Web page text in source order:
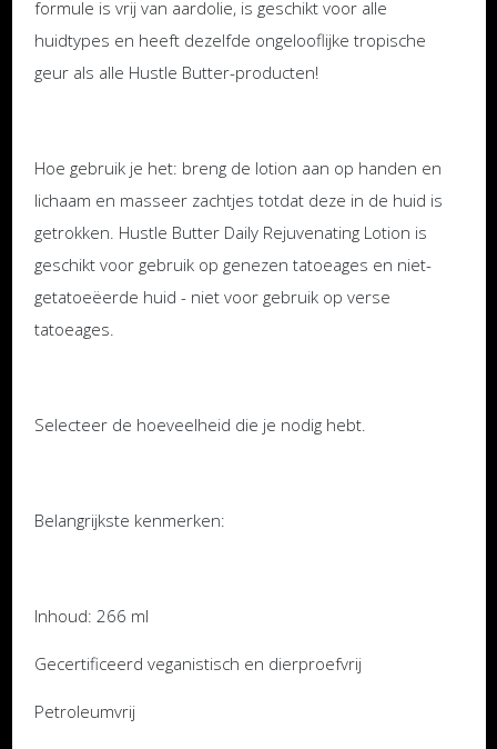
formule is vrij van aardolie, is geschikt voor alle
huidtypes en heeft dezelfde ongelooflijke tropische
geur als alle Hustle Butter-producten!
Hoe gebruik je het: breng de lotion aan op handen en
lichaam en masseer zachtjes totdat deze in de huid is
getrokken. Hustle Butter Daily Rejuvenating Lotion is
geschikt voor gebruik op genezen tatoeages en niet-
getatoeëerde huid - niet voor gebruik op verse
tatoeages.
Selecteer de hoeveelheid die je nodig hebt.
Belangrijkste kenmerken:
Inhoud: 266 ml
Gecertificeerd veganistisch en dierproefvrij
Petroleumvrij